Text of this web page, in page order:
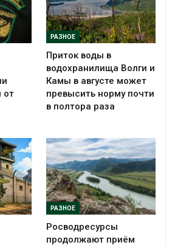
от
РАЗНОЕ
Приток воды в
водохранилища Волги и
Камы в августе может
превысить норму почти
в полтора раза
РАЗНОЕ
Росводресурсы
продолжают приём